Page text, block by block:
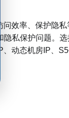
率、保护隐私
隐私保护问题。
动态机房IP、